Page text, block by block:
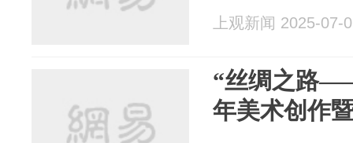
上观新闻 2025-07-
“丝绸之路
年美术创作